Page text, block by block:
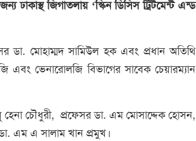
ঢাকাস্থ জিগাতলায় ‘স্কিন ডিসিস ট্রিটমেন্ট এন্ড
ডা. মোহাম্মদ সামিউল হক এবং প্রধান অতিথি
এবং ভেনারোলজি বিভাগের সাবেক চেয়ারম্যান
হেনা চৌধুরী, প্রফেসর ডা. এম মোসাদ্দেক হোসন,
এম এ সালাম খান প্রমুখ।